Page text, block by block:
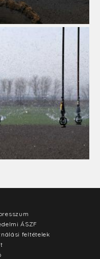
ÁSZF
feltételek